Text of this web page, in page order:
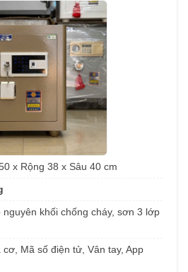
x Rộng 38 x Sâu 40 cm
nguyên khối chống cháy, sơn 3 lớp
cơ, Mã số điện tử, Vân tay, App